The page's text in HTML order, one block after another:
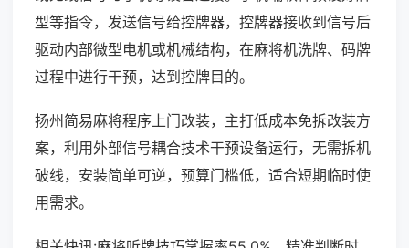
型等指令，发送信号给控牌器，控牌器接收到信号后
驱动内部微型电机或机械结构，在麻将机洗牌、码牌
过程中进行干预，达到控牌目的。
扬州简易麻将程序上门改装，主打低成本免拆改装方
案，利用外部信号耦合技术干预设备运行，无需拆机
破线，安装简单可逆，预算门槛低，适合短期临时使
用需求。